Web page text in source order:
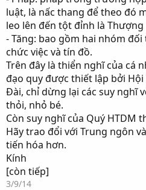
luật, là nấc thang để theo đó
leo lên đến tột đỉnh là Thượng
- Tăng: bao gồm hai nhóm
chức việc và tín đồ.
Trên đây là thiển nghĩ của cá
đạo quy được thiết lập bởi Hội
Đài, chỉ dừng lại các suy nghĩ
thỏi, nhỏ bé.
Còn suy nghĩ của Quý HTDM
Hãy trao đổi với Trung ngôn
tiến hóa hơn.
Kính
[còn tiếp]
3/9/14